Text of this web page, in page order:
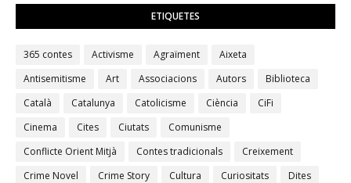
ETIQUETES
365 contes Activisme Agraïment
Aixeta
Antisemitisme
Art Associacions Autors
Biblioteca
Català
Catalunya Catolicisme Ciència
CiFi
Cinema
Cites Ciutats
Comunisme
Conflicte Orient Mitjà
Contes tradicionals
Creixement
Crime Novel
Crime Story Cultura Curiositats
Dites